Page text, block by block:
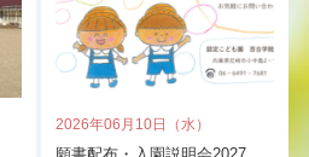
2026年06月10日（水）